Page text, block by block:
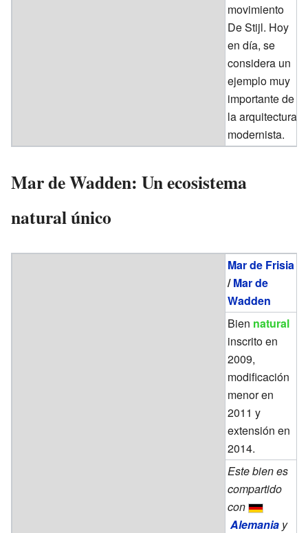
movimiento
De Stijl. Hoy
en día, se
considera un
ejemplo muy
importante de
la arquitectura
modernista.
Mar de Wadden: Un ecosistema
natural único
Mar de Frisia
/Mar de
Wadden
Bien natural
inscrito en
2009,
modificación
menor en
2011 y
extensión en
2014.
Este bien es
compartido
con
Alemania y